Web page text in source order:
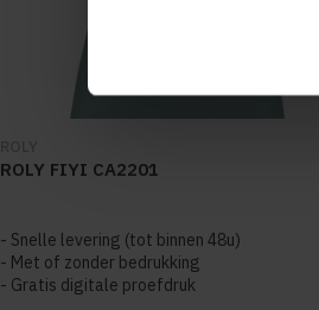
ROLY FIYI CA2201
Snelle levering (tot binnen 48u)
Met of zonder bedrukking
Gratis digitale proefdruk